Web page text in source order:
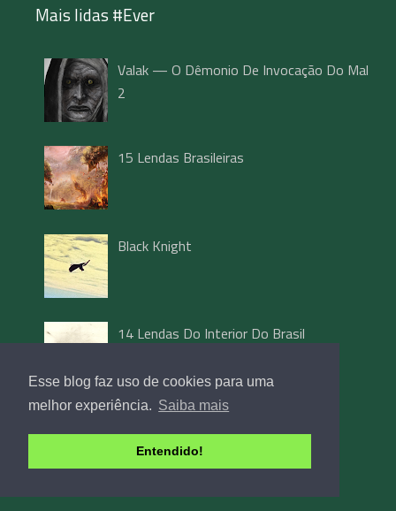
Esse blog faz uso de cookies para uma
melhor experiência. Saiba mais
Entendido!
Mais lidas #Ever
Valak — O Dêmonio De Invocação Do Mal
2
15 Lendas Brasileiras
Black Knight
14 Lendas Do Interior Do Brasil